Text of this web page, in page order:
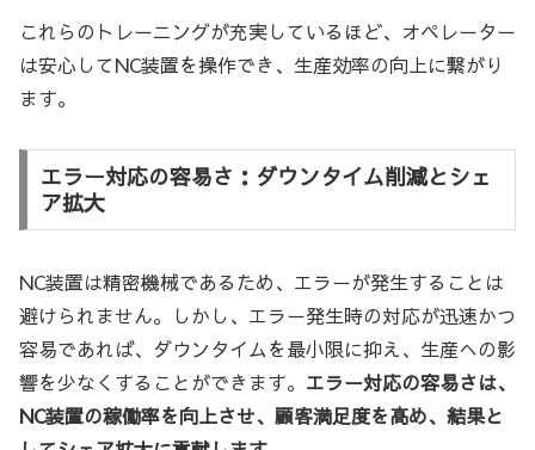
これらのトレーニングが充実しているほど、オペレーター
は安心してNC装置を操作でき、生産効率の向上に繋がり
ます。
エラー対応の容易さ：ダウンタイム削減とシェ
ア拡大
NC装置は精密機械であるため、エラーが発生することは
避けられません。しかし、エラー発生時の対応が迅速かつ
容易であれば、ダウンタイムを最小限に抑え、生産への影
響を少なくすることができます。 エラー対応の容易さは、
NC装置の稼働率を向上させ、顧客満足度を高め、結果と